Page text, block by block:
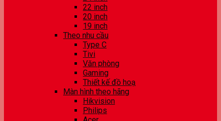
22 inch
20 inch
19 inch
Theo nhu cầu
Type C
Tivi
Văn phòng
Gaming
Thiết kế đồ hoạ
Màn hình theo hãng
Hikvision
Philips